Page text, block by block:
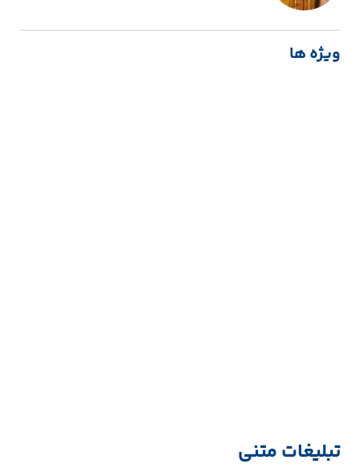
ویژه ها
تبلیغات متنی